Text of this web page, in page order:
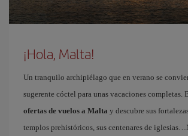
¡Hola, Malta!
Un tranquilo archipiélago que en verano se
sugerente cóctel para unas vacaciones completas.
ofertas de vuelos a Malta y descubre sus
templos prehistóricos, sus centenares de